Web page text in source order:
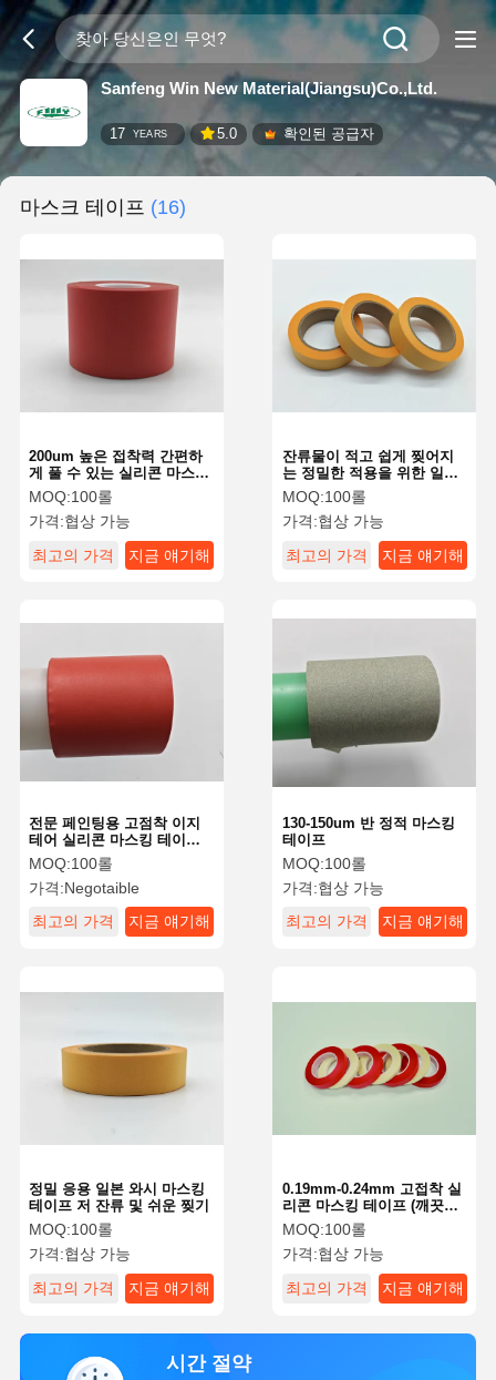
Sanfeng Win New Material(Jiangsu)Co.,Ltd.
17 YEARS 5.0 확인된 공급자
마스크 테이프 (16)
200um 높은 접착력 간편하
게 풀 수 있는 실리콘 마스킹
테이프
MOQ:100롤
가격:협상 가능
최고의 가격
지금 얘기해
잔류물이 적고 쉽게 찢어지
는 정밀한 적용을 위한 일본
산 와시 마스킹 테이프
MOQ:100롤
가격:협상 가능
최고의 가격
지금 얘기해
전문 페인팅용 고점착 이지
테어 실리콘 마스킹 테이프
200um±20um
MOQ:100롤
가격:Negotaible
최고의 가격
지금 얘기해
130-150um 반 정적 마스킹
테이프
MOQ:100롤
가격:협상 가능
최고의 가격
지금 얘기해
정밀 응용 일본 와시 마스킹
테이프 저 잔류 및 쉬운 찢기
MOQ:100롤
가격:협상 가능
최고의 가격
지금 얘기해
0.19mm-0.24mm 고접착 실
리콘 마스킹 테이프 (깨끗하
게 제거되는 페인터 테이프)
MOQ:100롤
가격:협상 가능
최고의 가격
지금 얘기해
시간 절약